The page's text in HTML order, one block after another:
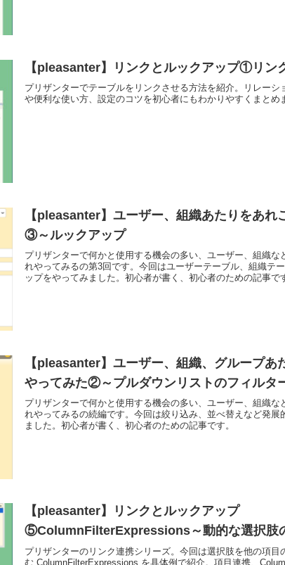
【pleasanter】リンクとルックアップ①リン
プリザンターでテーブルをリンクさせる方法を紹介。リレーシ
や便利な使い方、設定のコツを初心者にもわかりやすくまとめ
【pleasanter】ユーザー、組織あたりをあれ
③～ルックアップ
プリザンターで何かと使用する機会の多い、ユーザー、組織な
れやってみるの第3回です。今回はユーザーテーブル、組織テ
ップをやってみました。初心者が書く、初心者のための記事で
【pleasanter】ユーザー、組織、グループあ
やってみた②～プルダウンリストのフィルタ
プリザンターで何かと使用する機会の多い、ユーザー、組織な
れやってみるの続編です。今回は絞り込み、並べ替えなど発展
ました。初心者が書く、初心者のための記事です。
【pleasanter】リンクとルックアップ
⑤ColumnFilterExpressions～動的な選択肢
プリザンターのリンク連携シリーズ。今回は選択肢を他の項目
む ColumnFilterExpressions を具体例で紹介。項目連携、